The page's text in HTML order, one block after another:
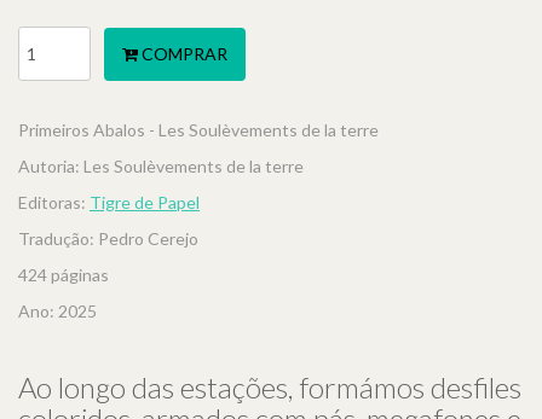
COMPRAR
Primeiros Abalos - Les Soulèvements de la terre
Autoria: Les Soulèvements de la terre
Editoras: Tigre de Papel
Tradução: Pedro Cerejo
424 páginas
Ano: 2025
Ao longo das estações, formámos desfiles